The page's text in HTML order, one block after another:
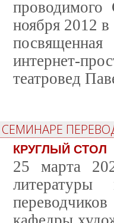
проводимого
ноября 2012 в
интернет-
театровед
КРУГЛЫЙ СТОЛ
25 марта